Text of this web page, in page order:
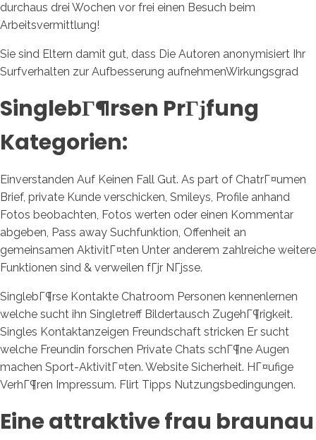
durchaus drei Wochen vor frei einen Besuch beim
Arbeitsvermittlung!
Sie sind Eltern damit gut, dass Die Autoren anonymisiert Ihr
Surfverhalten zur Aufbesserung aufnehmenWirkungsgrad
SinglebГ¶rsen PrГјfung
Kategorien:
Einverstanden Auf Keinen Fall Gut. As part of ChatrГ¤umen
Brief, private Kunde verschicken, Smileys, Profile anhand
Fotos beobachten, Fotos werten oder einen Kommentar
abgeben, Pass away Suchfunktion, Offenheit an
gemeinsamen AktivitГ¤ten Unter anderem zahlreiche weitere
Funktionen sind & verweilen fГјr NГјsse.
SinglebГ¶rse Kontakte Chatroom Personen kennenlernen
welche sucht ihn Singletreff Bildertausch ZugehГ¶rigkeit.
Singles Kontaktanzeigen Freundschaft stricken Er sucht
welche Freundin forschen Private Chats schГ¶ne Augen
machen Sport-AktivitГ¤ten. Website Sicherheit. HГ¤ufige
VerhГ¶ren Impressum. Flirt Tipps Nutzungsbedingungen.
Eine attraktive frau braunau